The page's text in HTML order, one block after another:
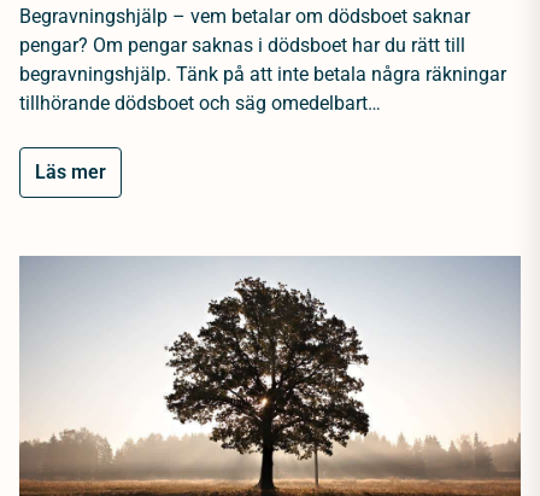
Begravningshjälp – vem betalar om dödsboet saknar
pengar? Om pengar saknas i dödsboet har du rätt till
begravningshjälp. Tänk på att inte betala några räkningar
tillhörande dödsboet och säg omedelbart…
Läs mer